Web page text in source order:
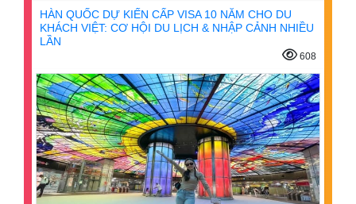
HÀN QUỐC DỰ KIẾN CẤP VISA 10 NĂM CHO DU
KHÁCH VIỆT: CƠ HỘI DU LỊCH & NHẬP CẢNH NHIỀU
LẦN
608